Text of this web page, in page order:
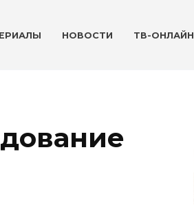
НОВОСТИ ТВ-ОНЛАЙН